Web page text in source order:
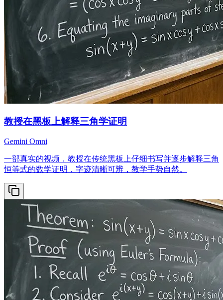
教授在黑板上解释三角学证明
Gemini Omni
一部真实的视频，教授在传统黑板上仔细书写并逐步解释三角
恒等式的数学证明，字迹清晰可辨，教学手势自然。